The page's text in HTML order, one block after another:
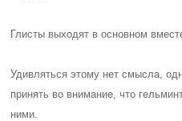
Глисты выходят в основном
Удивляться этому нет смысла,
принять во внимание, что
ними.